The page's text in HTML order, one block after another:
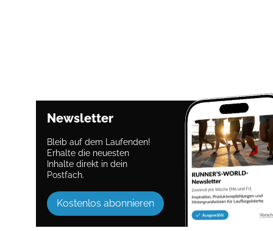
Newsletter
Bleib auf dem Laufenden!
Erhalte die neuesten
Inhalte direkt in dein
Postfach.
Kostenlos abonnieren